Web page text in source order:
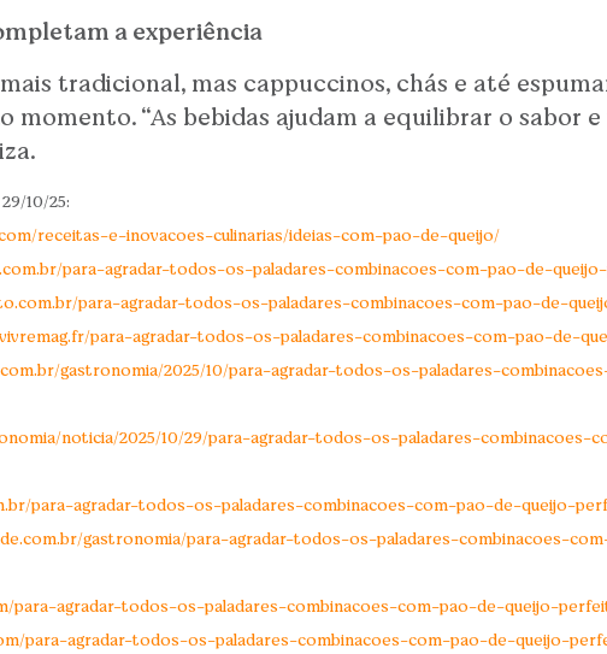
a experiência
tradicional, mas cappuccinos, chás e até
momento. “As bebidas ajudam a equilibrar o sabor
10/25:
receitas-e-inovacoes-culinarias/ideias-com-pao-de-queijo/
para-agradar-todos-os-paladares-combinacoes-com-pao-de-
para-agradar-todos-os-paladares-combinacoes-com-pao-de-
para-agradar-todos-os-paladares-combinacoes-com-pao-de-
gastronomia/2025/10/para-agradar-todos-os-paladares-
noticia/2025/10/29/para-agradar-todos-os-paladares-
para-agradar-todos-os-paladares-combinacoes-com-pao-de-queijo-
gastronomia/para-agradar-todos-os-paladares-combinacoes-
para-agradar-todos-os-paladares-combinacoes-com-pao-de-queijo-
para-agradar-todos-os-paladares-combinacoes-com-pao-de-queijo-